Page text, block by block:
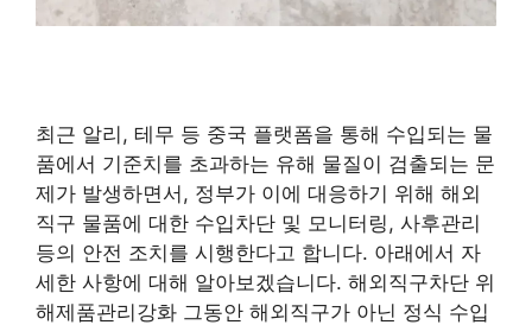
최근 알리, 테무 등 중국 플랫폼을 통해 수입되는 물
품에서 기준치를 초과하는 유해 물질이 검출되는 문
제가 발생하면서, 정부가 이에 대응하기 위해 해외
직구 물품에 대한 수입차단 및 모니터링, 사후관리
등의 안전 조치를 시행한다고 합니다. 아래에서 자
세한 사항에 대해 알아보겠습니다. 해외직구차단 위
해제품관리강화 그동안 해외직구가 아닌 정식 수입